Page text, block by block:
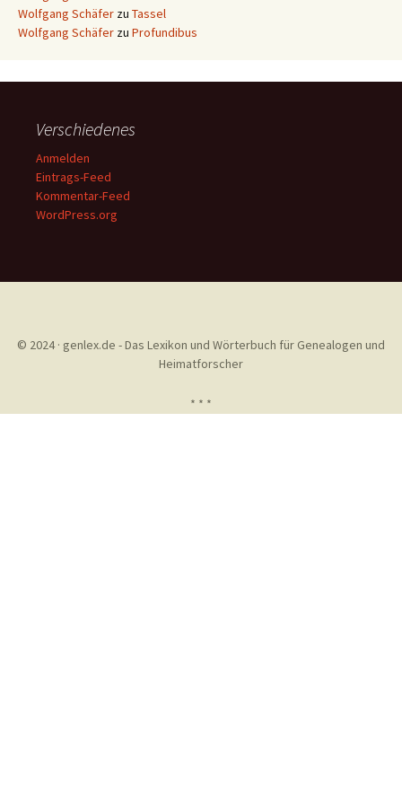
Wolfgang Schäfer zu Tassel
Wolfgang Schäfer zu Profundibus
Verschiedenes
Anmelden
Eintrags-Feed
Kommentar-Feed
WordPress.org
© 2024 · genlex.de - Das Lexikon und Wörterbuch für Genealogen und
Heimatforscher
* * *